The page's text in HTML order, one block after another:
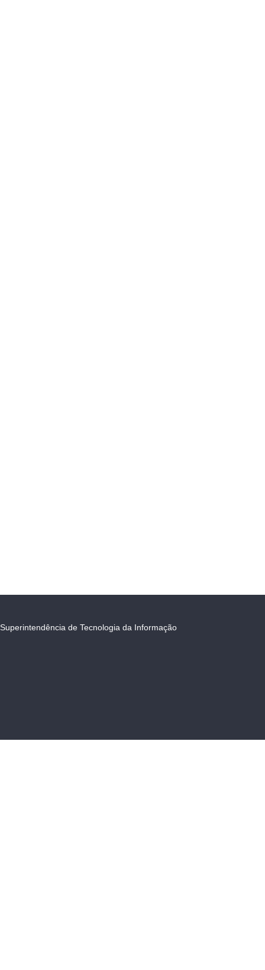
Superintendência de Tecnologia da Informação